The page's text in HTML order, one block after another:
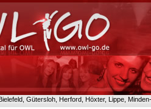
Gütersloh, Herford, Höxter, Lippe,